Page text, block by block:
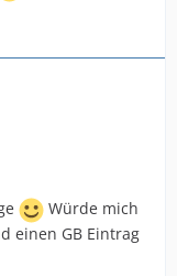
Würde mich
einen GB Eintrag